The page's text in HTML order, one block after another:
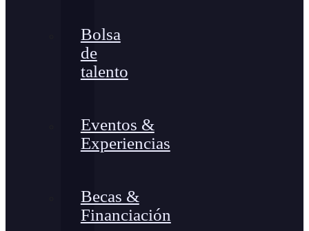
Bolsa
de
talento
Eventos &
Experiencias
Becas &
Financiación